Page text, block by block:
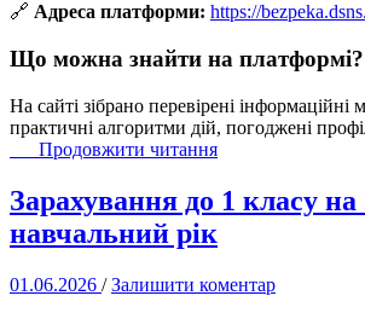
🔗 Адреса платформи: https://
Що можна знайти на платформі?
На сайті зібрано перевірені інформаційні
практичні алгоритми дій, погоджені
Продовжити читання“🛡️
в
впроваджуємо
безпекову
Зарахування до 1 класу на
навчальний рік
01.06.2026 /Залишити коментар